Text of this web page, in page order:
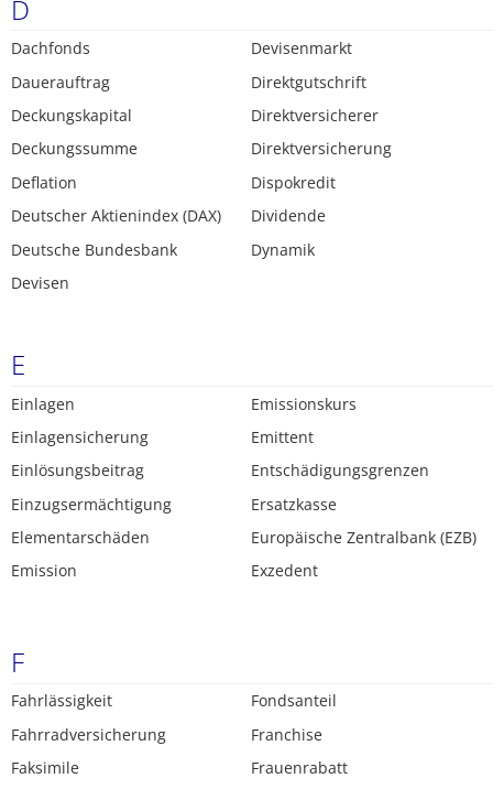
D
Dachfonds
Dauerauftrag
Deckungskapital
Deckungssumme
Deflation
Deutscher Aktienindex (DAX)
Deutsche Bundesbank
Devisen
Devisenmarkt
Direktgutschrift
Direktversicherer
Direktversicherung
Dispokredit
Dividende
Dynamik
E
Einlagen
Einlagensicherung
Einlösungsbeitrag
Einzugsermächtigung
Elementarschäden
Emission
Emissionskurs
Emittent
Entschädigungsgrenzen
Ersatzkasse
Europäische Zentralbank (EZB)
Exzedent
F
Fahrlässigkeit
Fahrradversicherung
Faksimile
Fondsanteil
Franchise
Frauenrabatt